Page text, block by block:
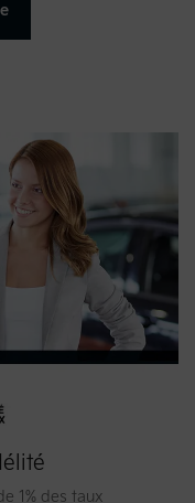
1% des taux